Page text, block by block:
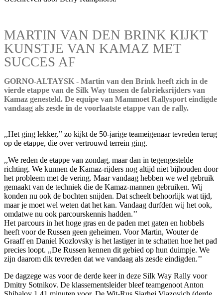
MARTIN VAN DEN BRINK KIJKT
KUNSTJE VAN KAMAZ MET
SUCCES AF
GORNO-ALTAYSK - Martin van den Brink heeft zich in de
vierde etappe van de Silk Way tussen de fabrieksrijders van
Kamaz genesteld. De equipe van Mammoet Rallysport eindigde
vandaag als zesde in de voorlaatste etappe van de rally.
,,Het ging lekker,’’ zo kijkt de 50-jarige teameigenaar tevreden terug
op de etappe, die over vertrouwd terrein ging.
,,We reden de etappe van zondag, maar dan in tegengestelde
richting. We kunnen de Kamaz-rijders nog altijd niet bijhouden door
het probleem met de vering. Maar vandaag hebben we wel gebruik
gemaakt van de techniek die de Kamaz-mannen gebruiken. Wij
konden nu ook de bochten snijden. Dat scheelt behoorlijk wat tijd,
maar je moet wel weten dat het kan. Vandaag durfden wij het ook,
omdatwe nu ook parcourskennis hadden.’’
Het parcours in het hoge gras en de paden met gaten en hobbels
heeft voor de Russen geen geheimen. Voor Martin, Wouter de
Graaff en Daniel Kozlovsky is het lastiger in te schatten hoe het pad
precies loopt. ,,De Russen kennen dit gebied op hun duimpje. We
zijn daarom dik tevreden dat we vandaag als zesde eindigden.’’
De dagzege was voor de derde keer in deze Silk Way Rally voor
Dmitry Sotnikov. De klassementsleider bleef teamgenoot Anton